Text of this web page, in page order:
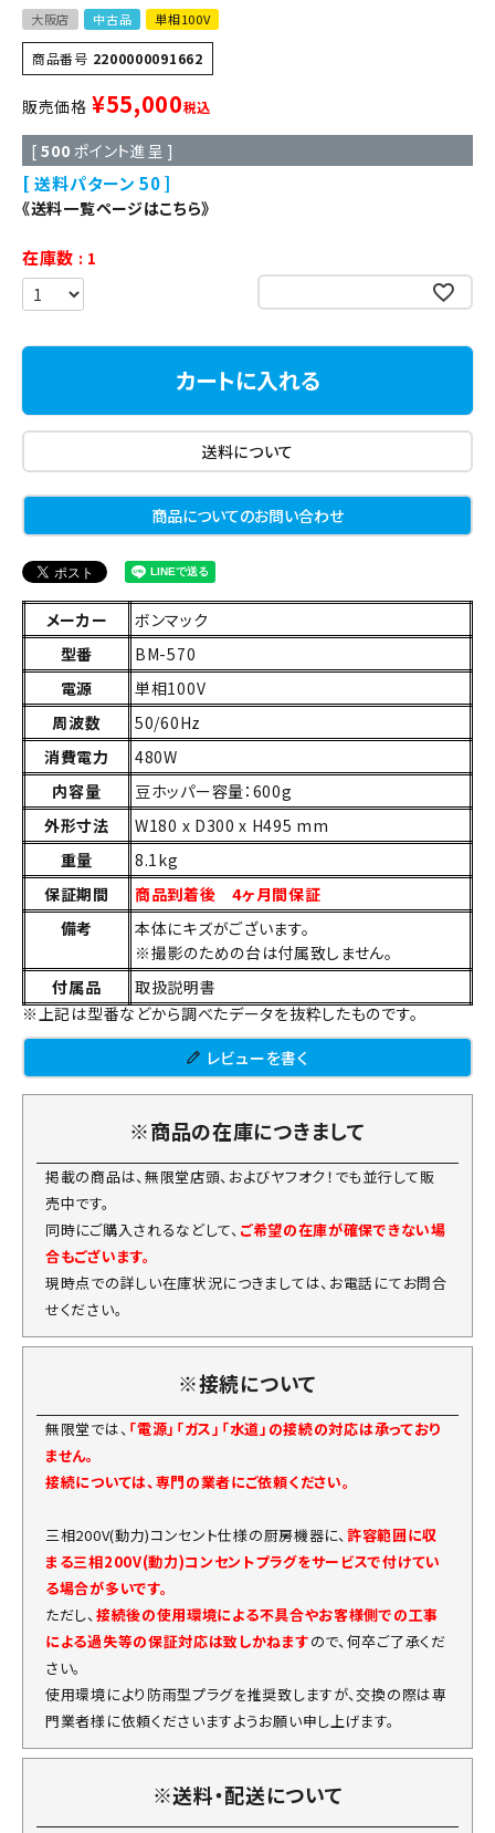
大阪店 中古品 単相100V
商品番号 2200000091662
販売価格 ¥55,000税込
[ 500 ポイント進呈 ]
送料パターン 50
《送料一覧ページはこちら》
在庫数
1
カートに入れる
送料について
商品についてのお問い合わせ
メーカー
ボンマック
型番
BM-570
電源
単相100V
周波数
50/60Hz
消費電力
480W
内容量
豆ホッパー容量：600g
外形寸法
W180 x D300 x H495 mm
重量
8.1kg
保証期間
商品到着後 4ヶ月間保証
備考
本体にキズがございます。
※撮影のための台は付属致しません。
付属品
取扱説明書
※上記は型番などから調べたデータを抜粋したものです。
レビューを書く
※商品の在庫につきまして
掲載の商品は、無限堂店頭、およびヤフオク！でも並行して販
売中です。
同時にご購入されるなどして、 ご希望の在庫が確保できない場
合もございます。
現時点での詳しい在庫状況につきましては、お電話にてお問合
せください。
※接続について
無限堂では、 「電源」「ガス」「水道」の接続の対応は承っており
ません。
接続については、専門の業者にご依頼ください。
三相200V(動力)コンセント仕様の厨房機器に、許容範囲に収
まる三相200V(動力)コンセントプラグをサービスで付けてい
る場合が多いです。
ただし、接続後の使用環境による不具合やお客様側での工事
による過失等の保証対応は致しかねますので、何卒ご了承くだ
さい。
使用環境により防雨型プラグを推奨致しますが、交換の際は専
門業者様に依頼くださいますようお願い申し上げます。
※送料・配送について